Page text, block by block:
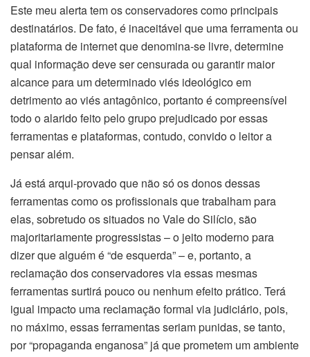
Este meu alerta tem os conservadores como principais
destinatários. De fato, é inaceitável que uma ferramenta ou
plataforma de internet que denomina-se livre, determine
qual informação deve ser censurada ou garantir maior
alcance para um determinado viés ideológico em
detrimento ao viés antagônico, portanto é compreensível
todo o alarido feito pelo grupo prejudicado por essas
ferramentas e plataformas, contudo, convido o leitor a
pensar além.
Já está arqui-provado que não só os donos dessas
ferramentas como os profissionais que trabalham para
elas, sobretudo os situados no Vale do Silício, são
majoritariamente progressistas – o jeito moderno para
dizer que alguém é “de esquerda” – e, portanto, a
reclamação dos conservadores via essas mesmas
ferramentas surtirá pouco ou nenhum efeito prático. Terá
igual impacto uma reclamação formal via judiciário, pois,
no máximo, essas ferramentas seriam punidas, se tanto,
por “propaganda enganosa” já que prometem um ambiente